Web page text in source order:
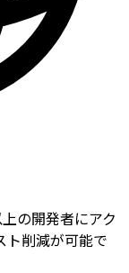
の開発者にアク
ト削減が可能で